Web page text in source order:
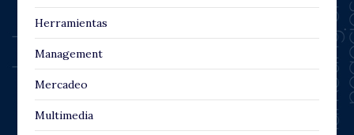
Herramientas
Management
Mercadeo
Multimedia